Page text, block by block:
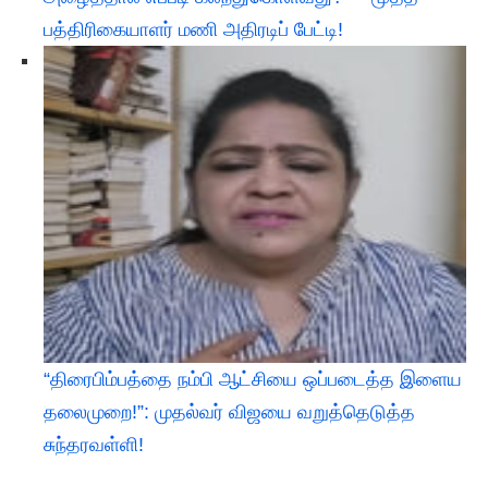
பத்திரிகையாளர் மணி அதிரடிப் பேட்டி!
“திரைபிம்பத்தை நம்பி ஆட்சியை ஒப்படைத்த இளைய
தலைமுறை!”: முதல்வர் விஜயை வறுத்தெடுத்த
சுந்தரவள்ளி!